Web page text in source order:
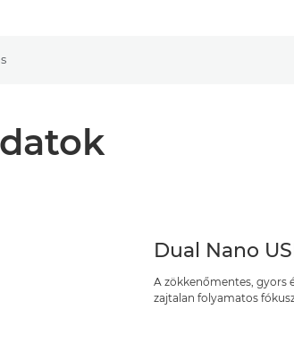
Dual Nano
A zökkenőmentes, gyors
zajtalan folyamatos